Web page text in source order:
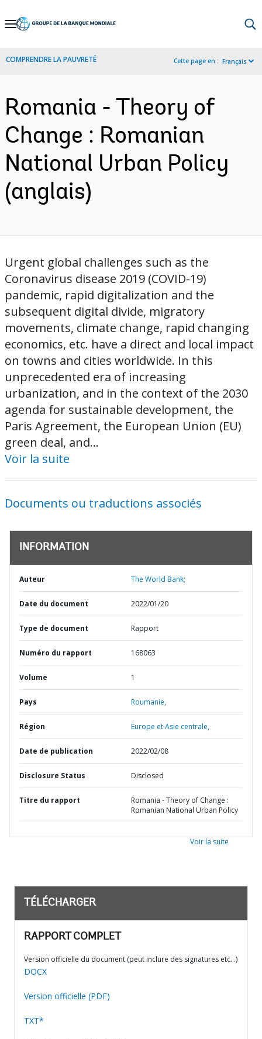
Skip
Navigation
COMPRENDRE LA PAUVRETÉ Cette page en : Français
Romania - Theory of
Change : Romanian
National Urban Policy
(anglais)
Urgent global challenges such as the
Coronavirus disease 2019 (COVID-19)
pandemic, rapid digitalization and the
subsequent digital divide, migratory
movements, climate change, rapid changing
economics, etc. have a direct and local impact
on towns and cities worldwide. In this
unprecedented era of increasing
urbanization, and in the context of the 2030
agenda for sustainable development, the
Paris Agreement, the European Union (EU)
green deal, and...
Voir la suite
Documents ou traductions associés
INFORMATION
Auteur The World Bank;
Date du document 2022/01/20
Type de document Rapport
Numéro du rapport 168063
Volume 1
Pays Roumanie,
Région Europe et Asie centrale,
Date de publication 2022/02/08
Disclosure Status Disclosed
Titre du rapport
Romania - Theory of Change :
Romanian National Urban Policy
Voir la suite
TÉLÉCHARGER
RAPPORT COMPLET
Version officielle du document (peut inclure des signatures etc…)
DOCX
Version officielle (PDF)
TXT*